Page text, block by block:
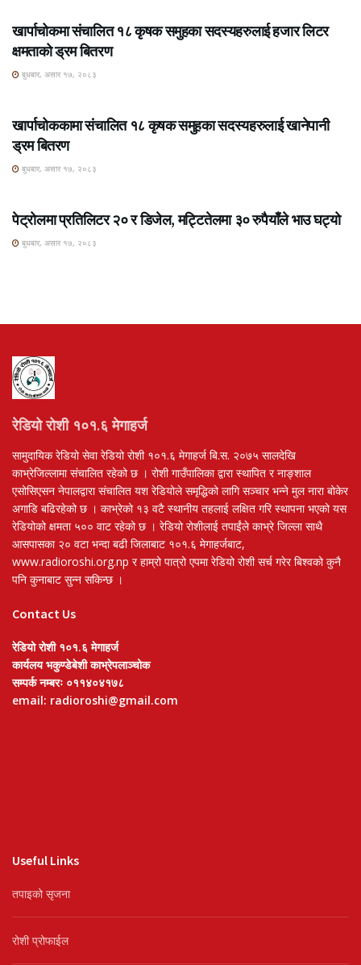
खार्पाचोकमा संचालित १८ कृषक समुहका सदस्यहरुलाई हजार लिटर
क्षमताको ड्रम बितरण
बुधबार, असार १७, २०८३
खार्पाचोककामा संचालित १८ कृषक समुहका सदस्यहरुलाई खानेपानी
ड्रम बितरण
बुधबार, असार १७, २०८३
पेट्रोलमा प्रतिलिटर २० र डिजेल, मट्टितेलमा ३० रुपैयाँले भाउ घट्यो
बुधबार, असार १७, २०८३
रेडियो रोशी १०१.६ मेगाहर्ज
सामुदायिक रेडियो सेवा रेडियो रोशी १०१.६ मेगाहर्ज बि.स. २०७५ सालदेखि
काभ्रेजिल्लामा संचालित रहेको छ । रोशी गाउँपालिका द्वारा स्थापित र नाङ्शाल
एसोसिएसन नेपालद्वारा संचालित यश रेडियोले समृद्धिको लागि सञ्चार भन्ने मुल नारा बोकेर
अगाडि बढिरहेको छ । काभ्रेको १३ वटै स्थानीय तहलाई लक्षित गरि स्थापना भएको यस
रेडियोको क्षमता ५०० वाट रहेको छ । रेडियो रोशीलाई तपाईंले काभ्रे जिल्ला साथै
आसपासका २० वटा भन्दा बढी जिलाबाट १०१.६ मेगाहर्जबाट,
www.radioroshi.org.np र हाम्रो पात्रो एपमा रेडियो रोशी सर्च गरेर बिश्वको कुनै
पनि कुनाबाट सुन्न सकिन्छ ।
Contact Us
रेडियो रोशी १०१.६ मेगाहर्ज
कार्यलय भकुण्डेबेशी काभ्रेपलाञ्चोक
सम्पर्क नम्बरः ०११४०४१७८
email: radioroshi@gmail.com
Useful Links
तपाइको सृजना
रोशी प्रोफाईल